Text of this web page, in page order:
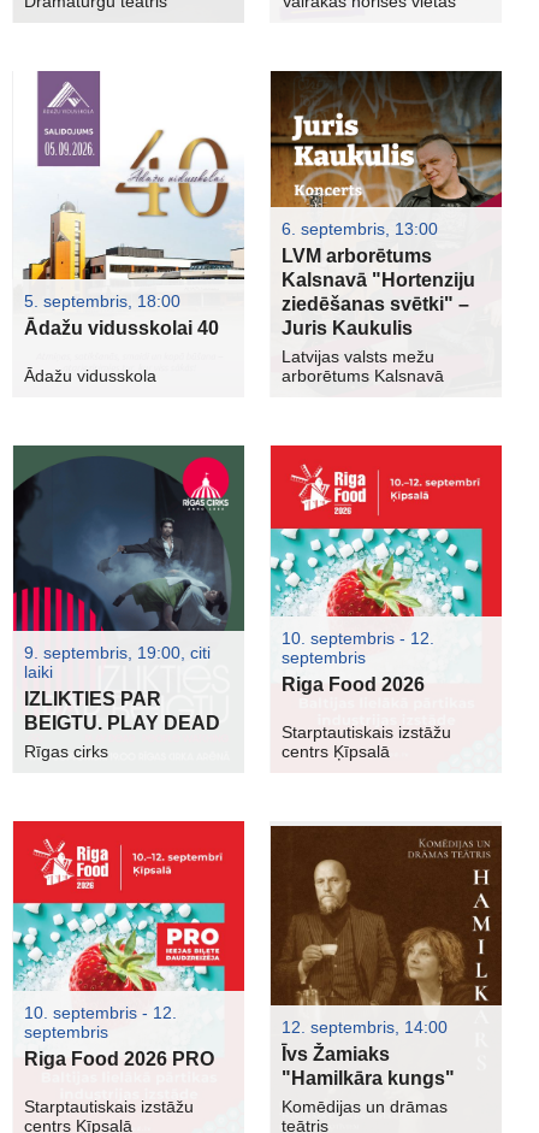
5. septembris, 18:00
Ādažu vidusskolai 40
Ādažu vidusskola
6. septembris, 13:00
LVM arborētums
Kalsnavā "Hortenziju
ziedēšanas svētki" –
Juris Kaukulis
Latvijas valsts mežu
arborētums Kalsnavā
9. septembris, 19:00, citi
laiki
IZLIKTIES PAR
BEIGTU. PLAY DEAD
Rīgas cirks
10. septembris - 12.
septembris
Riga Food 2026
Starptautiskais izstāžu
centrs Ķīpsalā
10. septembris - 12.
septembris
Riga Food 2026 PRO
Starptautiskais izstāžu
centrs Ķīpsalā
12. septembris, 14:00
Īvs Žamiaks
"Hamilkāra kungs"
Komēdijas un drāmas
teātris